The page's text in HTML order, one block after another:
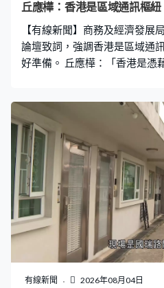
丘應樺：香港是區域通訊樞
【有線新聞】商務及經濟發展
論壇致詞，強調香港是區域通
好準備。 丘應樺：「香港是憑
重要性，特區政府致力為通訊
多元支援措施，亦積極為6G時
有線新聞 2026年08月04日